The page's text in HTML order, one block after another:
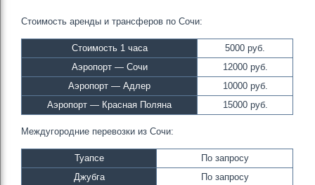
Стоимость аренды и трансферов по Сочи:
Стоимость 1 часа
5000 руб.
Аэропорт — Сочи
12000 руб.
Аэропорт — Адлер
10000 руб.
Аэропорт — Красная Поляна
15000 руб.
Междугородние перевозки из Сочи:
Туапсе
По запросу
Джубга
По запросу